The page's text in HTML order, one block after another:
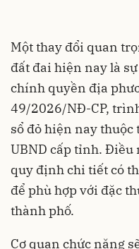
Một thay đổi quan
đất đai hiện nay là
chính quyền địa
49/2026/NĐ-CP,
sổ đỏ hiện nay
UBND cấp tỉnh. Điều
quy định chi tiết có
để phù hợp với đặc
thành phố.
Cơ quan chức năng